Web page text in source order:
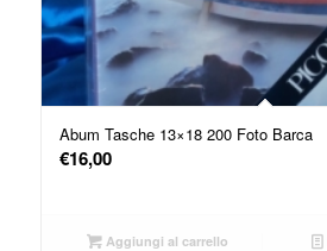
Abum Tasche 13×18 200 Foto Barca
€16,00
Aggiungi al carrello